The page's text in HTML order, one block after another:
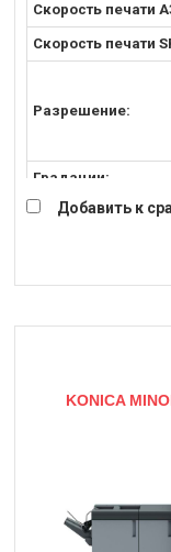
Скорость печати
Скорость печати
Разрешение:
Градации:
Плотность бумаги
Добавить к
KONICA